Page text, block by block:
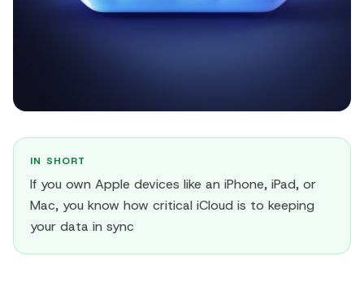
IN SHORT
If you own Apple devices like an iPhone, iPad, or
Mac, you know how critical iCloud is to keeping
your data in sync